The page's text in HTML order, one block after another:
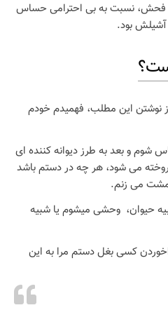
نسبت به بی احترامی حساس
آشیلش بود.
نوشتن این مطلب، فهمیدم خودم
و بعد به طرز دیوانه کننده ای
می شود، هر چه در دستم باشد
مشت می زنم.
حیوان، وحشی میشوم یا شبیه
کسی بغل دستم مرا به این